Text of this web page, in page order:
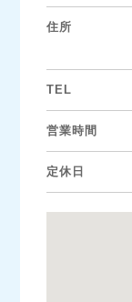
住所
TEL
営業時間
定休日